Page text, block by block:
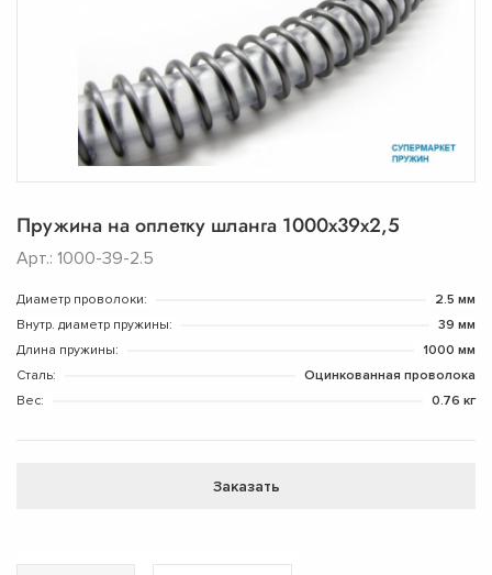
Пружина на оплетку шланга 1000х39х2,5
Арт.: 1000-39-2.5
Диаметр проволоки:
2.5 мм
Внутр. диаметр пружины:
39 мм
Длина пружины:
1000 мм
Сталь:
Оцинкованная проволока
Вес:
0.76 кг
Заказать